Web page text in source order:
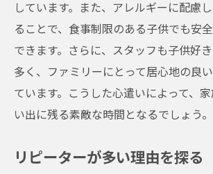
しています。また、アレルギーに配慮
ることで、食事制限のある子供でも安
できます。さらに、スタッフも子供好
多く、ファミリーにとって居心地の良
ています。こうした心遣いによって、
い出に残る素敵な時間となるでしょう。
リピーターが多い理由を探る